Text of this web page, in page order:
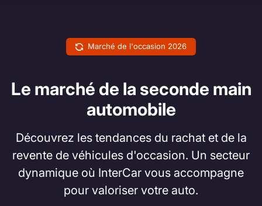
Marché de l'occasion 2026
Le marché de la seconde main
automobile
Découvrez les tendances du rachat et de la
revente de véhicules d'occasion. Un secteur
dynamique où InterCar vous accompagne
pour valoriser votre auto.